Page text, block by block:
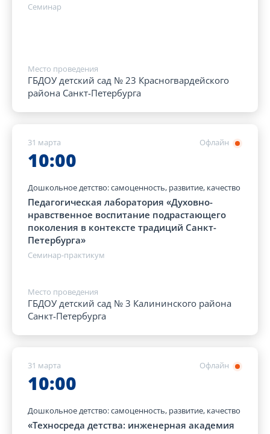
Семинар
Место проведения
ГБДОУ детский сад № 23 Красногвардейского
района Санкт-Петербурга
Офлайн
31 марта
10:00
Дошкольное детство: самоценность, развитие, качество
Педагогическая лаборатория «Духовно-
нравственное воспитание подрастающего
поколения в контексте традиций Санкт-
Петербурга»
Семинар-практикум
Место проведения
ГБДОУ детский сад № 3 Калининского района
Санкт-Петербурга
Офлайн
31 марта
10:00
Дошкольное детство: самоценность, развитие, качество
«Техносреда детства: инженерная академия